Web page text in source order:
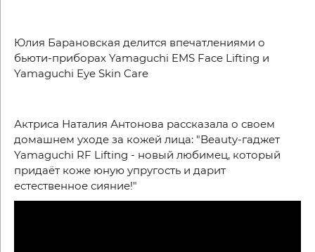
Юлия Барановская делится впечатлениями о
бьюти-приборах Yamaguchi EMS Face Lifting и
Yamaguchi Eye Skin Care
Актриса Наталия Антонова рассказала о своем
домашнем уходе за кожей лица: "Beauty-гаджет
Yamaguchi RF Lifting - новый любимец, который
придаёт коже юную упругость и дарит
естественное сияние!"